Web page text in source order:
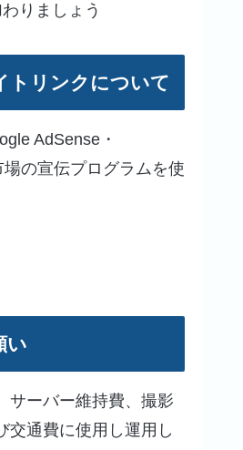
りましょう
トリンクについて
AdSense・
の宣伝プログラムを使
い
サーバー維持費、撮影
交通費に使用し運用し